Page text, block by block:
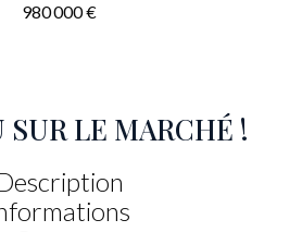
980 000 €
SUR LE MARCHÉ !